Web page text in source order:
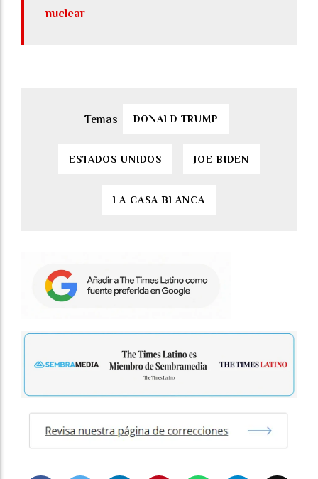
nuclear
DONALD TRUMP
ESTADOS UNIDOS JOE BIDEN
LA CASA BLANCA